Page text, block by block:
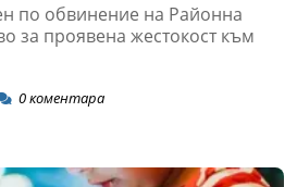
по обвинение на Районна
за проявена жестокост към
0коментара